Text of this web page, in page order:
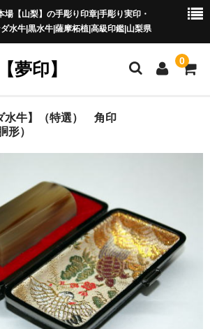
【山梨】の手彫り印章|手彫り実印・
水牛|黒水牛|薩摩柘植|高級印鑑|山梨県
夢印】 0
水牛】（特選） 角印
形）